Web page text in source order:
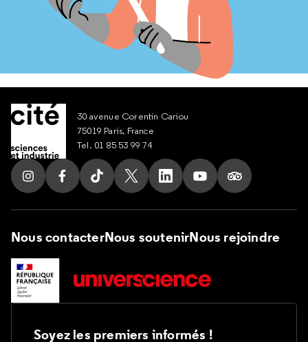
30 avenue Corentin Cariou
75019 Paris, France
Tel. 01 85 53 99 74
Suivez nous sur Instagram
Suivez nous sur Facebook
Suivez nous sur Tik Tok
Suivez nous sur X
Suivez nous sur LinkedIn
Suivez nous sur
Suivez nous
Nous contacterNous soutenirNous rejoindre
Soyez les premiers informés !